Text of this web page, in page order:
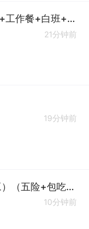
急聘：加工中心操作工（五险+工作餐+白班+福利待遇好）
21分钟前
19分钟前
吹膜学徒工 （机械设备操作工）（五险+包吃住）急招
10分钟前